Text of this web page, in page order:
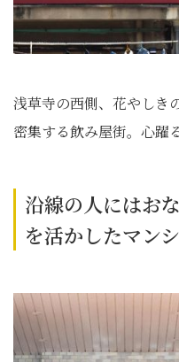
浅草寺の西側、花やしき
密集する飲み屋街。心躍
沿線の人にはお
を活かしたマン